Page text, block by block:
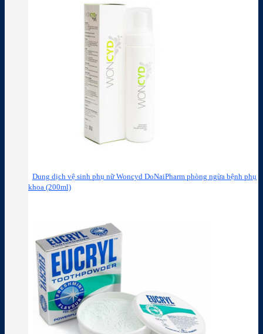
Dung dịch vệ sinh phụ nữ Woncyd DoNaiPharm phòng ngừa bệnh phụ
khoa (200ml)